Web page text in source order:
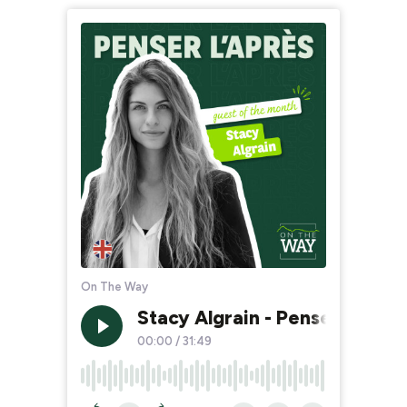
On The Way
Stacy Algrain - Penser
00:00 / 31:49